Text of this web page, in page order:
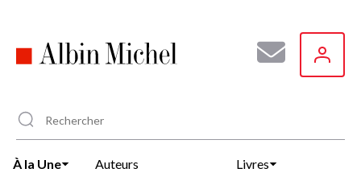
principal
À la Une Auteurs Livres